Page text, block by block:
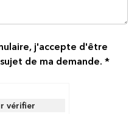
j'accepte d'être
de ma demande. *
vérifier